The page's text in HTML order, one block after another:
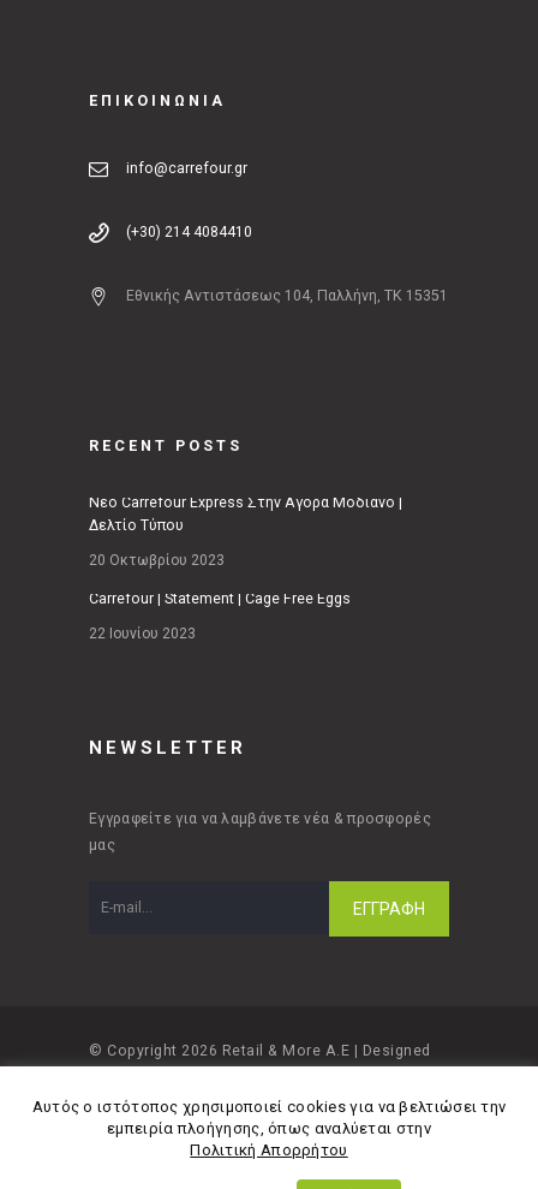
ΕΠΙΚΟΙΝΩΝΙΑ
info@carrefour.gr
(+30) 214 4084410
Εθνικής Αντιστάσεως 104, Παλλήνη, ΤΚ 15351
RECENT POSTS
Νέο Carrefour Express Στην Αγορά Μοδιάνο |
Δελτίο Τύπου
20 Οκτωβρίου 2023
Carrefour | Statement | Cage Free Eggs
22 Ιουνίου 2023
NEWSLETTER
Εγγραφείτε για να λαμβάνετε νέα & προσφορές
μας
© Copyright 2026 Retail & More A.E | Designed
Αυτός ο ιστότοπος χρησιμοποιεί cookies για να βελτιώσει την
εμπειρία πλοήγησης, όπως αναλύεται στην
Πολιτική Απορρήτου